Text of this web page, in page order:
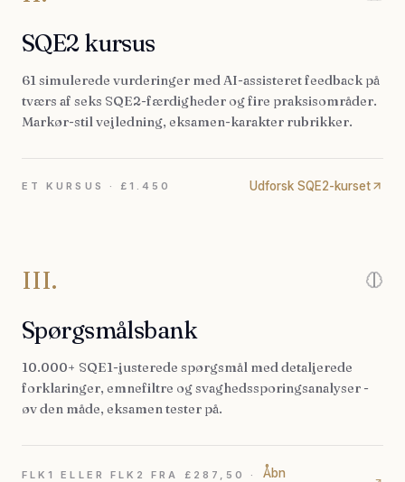
SQE2 kursus
61 simulerede vurderinger med AI-assisteret feedback på
tværs af seks SQE2-færdigheder og fire praksisområder.
Markør-stil vejledning, eksamen-karakter rubrikker.
ET KURSUS · £1.450 Udforsk SQE2-kurset
III.
Spørgsmålsbank
10.000+ SQE1-justerede spørgsmål med detaljerede
forklaringer, emnefiltre og svaghedssporingsanalyser -
øv den måde, eksamen tester på.
FLK1 ELLER FLK2 FRA £287,50 ·
Åbn